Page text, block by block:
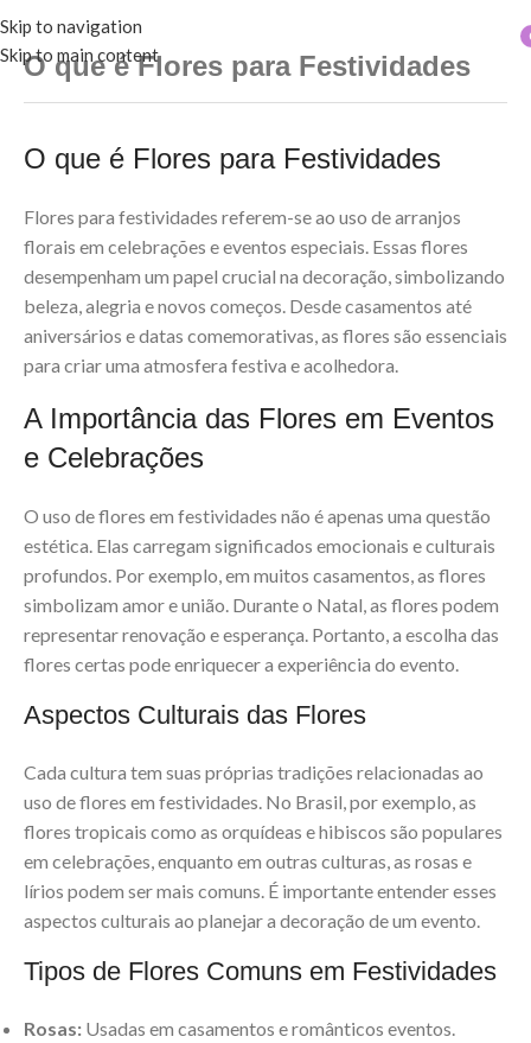
Skip to navigation
Skip to main content
O que é Flores para Festividades
O que é Flores para Festividades
Flores para festividades referem-se ao uso de arranjos
florais em celebrações e eventos especiais. Essas flores
desempenham um papel crucial na decoração, simbolizando
beleza, alegria e novos começos. Desde casamentos até
aniversários e datas comemorativas, as flores são essenciais
para criar uma atmosfera festiva e acolhedora.
A Importância das Flores em Eventos
e Celebrações
O uso de flores em festividades não é apenas uma questão
estética. Elas carregam significados emocionais e culturais
profundos. Por exemplo, em muitos casamentos, as flores
simbolizam amor e união. Durante o Natal, as flores podem
representar renovação e esperança. Portanto, a escolha das
flores certas pode enriquecer a experiência do evento.
Aspectos Culturais das Flores
Cada cultura tem suas próprias tradições relacionadas ao
uso de flores em festividades. No Brasil, por exemplo, as
flores tropicais como as orquídeas e hibiscos são populares
em celebrações, enquanto em outras culturas, as rosas e
lírios podem ser mais comuns. É importante entender esses
aspectos culturais ao planejar a decoração de um evento.
Tipos de Flores Comuns em Festividades
Rosas: Usadas em casamentos e românticos eventos.